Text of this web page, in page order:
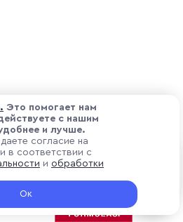
В корзину
Это помогает нам
с нашим
и лучше.
согласие на
в соответствии с
и обработки
Ок